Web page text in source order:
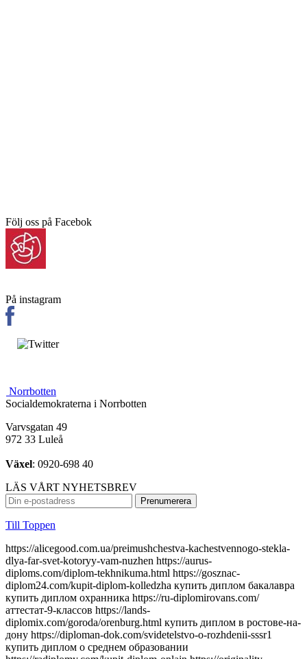
Följ oss på Facebok
På instagram
Norrbotten
Socialdemokraterna i Norrbotten
Varvsgatan 49
972 33 Luleå
Växel: 0920-698 40
LÄS VÅRT NYHETSBREV
Till Toppen
https://alicegood.com.ua/preimushchestva-kachestvennogo-stekla-dlya-far-svet-kotoryy-vam-nuzhen https://aurus-diploms.com/diplom-tekhnikuma.html https://gosznac-diplom24.com/kupit-diplom-kolledzha купить диплом бакалавра купить диплом охранника https://ru-diplomirovans.com/аттестат-9-классов https://lands-diplomix.com/goroda/orenburg.html купить диплом в ростове-на-дону https://diploman-dok.com/svidetelstvo-o-rozhdenii-sssr1 купить диплом о среднем образовании https://radiplomy.com/kupit-diplom-onlajn https://originality-diplomix.com/маркетолог купить диплом о среднем образовании https://rusd-diploms.com/diplomyi-sssr.html купить диплом в омске https://try-kolduna.com.ua/where-to-buy-bilead-lens.html https://silvestry.com.ua/top-5-powerful-bilead.html http://apartments.dp.ua/optima-bilead-review.html http://companion.com.ua/laser-bilead-future.html http://slovakia.kiev.ua/h7-bilead-lens-guide.html https://join.com.ua/h4-bilead-lens-guide.html https://kfek.org.ua/focus2-bilead-install.html https://lift-load.com.ua/dual-chip-bilead-lens.html http://davinci-design.com.ua/bolt-mount-bilead.html http://funhost.org.ua/bilead-test-drive.html http://comfortdeluxe.com.ua/bilead-selection-criteria.html http://shopsecret.com.ua/bilead-principles.html https://firma.com.ua/bilead-lens-revolution.html http://sun-shop.com.ua/bilead-lens-price-comparison.html https://para-dise.com.ua/bilead-lens-guide.html https://geliosfireworks.com.ua/bilead-installation-guide.html https://tops.net.ua/bilead-buyers-guide.html https://degustator.net.ua/bilead-2024-review.html https://oncology.com.ua/bilead-2022-rating.html https://shop4me.in.ua/bestselling-bilead-2023.html https://crazy-professor.com.ua/aozoom-bilead-review.html http://reklama-sev.com.ua/angel-eyes-bilead.html http://gollos.com.ua/angel-eyes-bilead.html http://jokes.com.ua/ams-bilead-review.html https://greenap.com.ua/adaptive-bilead-future.html http://kvn-tehno.com.ua/3-inch-bilead-market-review.html https://salesup.in.ua/3-inch-bilead-lens-guide.html http://compromat.in.ua/2-5-inch-bilead-lens-guide.html http://vlada.dp.ua/24v-bilead-truck.html https://i-medic.com.ua/steklo-dlya-far-avto-kak-vybrat-kachestvennuyu-zamenu https://renault-club.kiev.ua/zamena-stekla-far-avto-vse-chto-nuzhno-znat https://tehnoprice.in.ua/pochemu-vazhno-kachestvennoe-steklo-dlya-far-avto https://lifeinvest.com.ua/steklo-dlya-far-avto-obzor-populyarnyh-modeley https://warfare.com.ua/zamena-stekla-dlya-far-avto-poshagovaya-instruktsiya https://05161.com.ua/prozrachnost-i-stil-obnovlenie-stekla-far-dlya-avto https://brightwallpapers.com.ua/steklo-dlya-far-avto-kak-vybrat-dolgovechnyj-variant https://3dlevsha.com.ua/top-proizvoditelej-stekla-dlya-far-avto-v-2024-godu https://abank.com.ua/sovety-po-vyboru-stekla-dlya-far-avto-na-chto-obratit-vnimanie https://abshop.com.ua/zamena-stekla-na-farah-avto-kak-uluchshit-vidimost-i-stil https://alicegood.com.ua/preimushchestva-kachestvennogo-stekla-dlya-far-svet-kotoryy-vam-nuzhen https://artflo.com.ua/steklo-dlya-far-avto-obzor-byudzhetnyh-i-premialnyh-variantov https://atlantic-club.com.ua/kak-vybrat-prochnoe-steklo-dlya-far-kotoroe-prosluzhit-dolgo https://atelierdesdelices.com.ua/prozrachnost-i-dolgovechnost-zachem-menyat-steklo-far-avto http://510.com.ua/samostoyatelnaya-zamena-stekla-far-prakticheskie-sovety https://autostill.com.ua/steklo-dlya-far-avto-kak-zamena-uluchshit-osveshchenie-dorogi https://babyphotostar.com.ua/vyibiraem-steklo-dlya-far-rukovodstvo-po-stilyu-i-bezopasnosti https://bagit.com.ua/pochemu-stoit-investirovat-v-kachestvennoe-steklo-dlya https://bagstore.com.ua/problemy-so-steklom-far-kak-ikh-izbezhat-i-kogda-zamenit https://befirst.com.ua/sekrety-ukhoda-za-steklom-far-kak-prodlit-srok-sluzhby https://bike-drive.com.ua/steklo-dlya-far-obzor-novink-i-tendentsiy-2024 https://billiard-classic.com.ua/kakoe-steklo-dlya-far-luchshe-plyusy-i-minusy-razlichnykh-materialov https://ch-z.com.ua/steklo-dlya-far-kak-vybrat-po-tipu-avtomobilya-i-stilyu-vozdizheniya https://bestpeople.com.ua/chem-zamenit-povrezhdennoe-steklo-far-luchshie-alternativy https://daicond.com.ua/steklo-dlya-far-obsuzhdaem-vazhnost-dlya-bezopasnosti-na-doroge https://delavore.com.ua/bi-led-linzy-i-komponenty-provodnik-v-mir-yarkogo-i-chetogo-sveta https://brandwatches.com.ua/kak-bi-led-linzy-uluchshayut-vidimost-i-stil-avtomobilya https://dnmagazine.com.ua/komplekt-bi-led-linz-modernizatsiya-far https://blooms.com.ua/bi-led-linzy-komplektuyushie-vybor https://ameli-studio.com.ua/bi-led-linzy-i-komponenty-maksimum-sveta-pri-minimum-energozatrat https://euro-house.com.ua/kak-bi-led-linzy-vliyayut-na-bezopasnost-i-komfort-vodjeniya https://cpaday.com.ua/innovacii-v-osveshhenii-obzor-luchshih-bi-led-linz-i-komponentov https://cocoshop.com.ua/bi-led-linzy-kak-innovatsionnye-tekhnologii-menyayut-osveshchenie-avto https://cleanshop.com.ua/otkroyte-dlya-sebya-bi-led-linzy-luchshee-osveshchenie-dlya-vashego-avtomobilya https://dragee.com.ua/bi-led-linzy-revolyuciya-v-avtomobilnom-osveshchenii https://eximp.com.ua/komplekt-bi-led-linz-i-komponentov-dlya-idealnyh-far https://e-comex.com.ua/bi-led-linzy-dolgovechnost-i-mosh-sveta-v-komplekte https://elsig-opt.com.ua/budushchee-avtomobilnyh-far-pochemu-bi-led-linzy-novyi-standart https://emaidan.com.ua/bi-led-linzy-luchshiy-svet-dlya-avto https://esco-center.com.ua/stil-i-funkcionalnost-s-bi-led-linzami https://excl.com.ua/bi-led-linzy-svet-i-bezopasnost https://floristua.com.ua/bi-led-linzy-vybor-i-ustanovka https://forthouse.com.ua/umnoye-osveshcheniye-dlya-avto-bi-led-linzy https://footballfans.com.ua/5-prichin-dlya-upgrade-bi-led-linzy https://freeadverts.com.ua/bi-led-linzy-yarkost-i-stil http://istroy.com.ua/nochnye-poezdki-bi-led-linzy-vozmozhnosti https://jesus.com.ua/vsyo-o-bi-led-linzy-dlya-avto https://keslaser.com.ua/bi-led-linzy-dlya-idealnoy-vidimosti https://igrotech.com.ua/instruktsiya-po-vyboru-i-ustanovke-bi-led-linz https://incidents.com.ua/bi-led-linzy-dlya-professionalov-i-novichkov-rekomendatsii-po-ustanovke https://kolesiko.com.ua/linzy-dlya-far-avto-kak-vybrat-idealnye-dlya-vashego-avtomobilya https://infobus.com.ua/kak-linzy-dlya-far-izmenyayut-osveshchennost-i-stil-vashego-avto https://imperialgroup.com.ua/pochemu-stoit-ustanovit-linzy-v-fary-avto-osnovnye-preimushchestva https://leasing.com.ua/linzy-dlya-far-avto-kak-vybrat-luchshie-komponenty-dlya-optimalnogo-sveta https://igruli.com.ua/linzy-dlya-far-avto-chto-vazhno-uchityvat-pri-ustanovke-i-vybore https://mamaorganica.com.ua/linzy-dlya-far-kak-uluchshit-svet-i-stil-avtomobilya https://jiraf.com.ua/moshhnoe-tochnoe-osveshhenie-preimushhestva-linz-dlya-avto-far https://itware.com.ua/chto-dayut-linzy-dlya-far-sekrety-osveshheniya https://jn.com.ua/linzy-dlya-far-sovremennye-resheniya-dlya-vidimosti https://ibnews.com.ua/germetik-dlya-stekla-far-avto https://keepstyle.com.ua/kak-pravilno-ispolzovat-germetik-dlya-far-avto https://menfashion.com.ua/germetik-dlya-stekla-far https://kominmet.com.ua/germetik-dlya-far-avto-vodonepronitsaemost https://mir-akb.com.ua/kak-germetik-dlya-far-vliyaet-na-zashitu-i-vneshniy-vid https://mitsubishi-nikol-motors.com.ua/germetik-dlya-stekla-far-uluchshenie-germetichnosti-i-osveshcheniya https://massovka.com.ua/germetik-dlya-far-zashchita-ot-vlagi-pyli-kondensata https://newstoday.com.ua/kak-vybrat-germetik-dlya-stekla-far https://maximumvisa.com.ua/germetik-dlya-stekla-far-idealnaya-germetizatsiya https://ostercenter.com.ua/luchshie-germetiki-dlya-far-avto https://pnevmo-strelok.com.ua/germetik-dlya-far-zachem-i-kak-ispolzovat https://myelectro.com.ua/kak-germetik-zashchishchaet-fary https://logotypes.com.ua/germetizaciya-stekla-far https://naduvnie-lodki.com.ua/sekret-idealnyh-far-germetik https://nagrevayka.com.ua/top-5-germetikov-dlya-far http://repetitory.com.ua/germetik-dlya-stekla-far-poshagovyj-gid https://optimapharm.com.ua/germetik-dlya-stekla-far https://s-boutique.com.ua/zashchita-far-ot-vlagi-rol-germetika https://rockradio.com.ua/kak-germetik-pomogaet-sokhranit-fary-kak-novye https://pravoslavnews.com.ua/germetik-dlya-far-nadezhnoe-reshenie-dlya-predotvrashcheniya-kondensata https://salonsharm.com.ua/idealnyj-germetik-dlya-stekla-far-kak-vybrat-i-pravilno-nanesti http://salle.com.ua/pochemu-germetik-dlya-far-avto-vazhnee-chem-kazhetsya http://reklamist.com.ua/germetik-dlya-stekla-far-obazatelnyj-element-dlya-remonta http://runflor.com.ua/kak-vosstanovit-germetichnost-far-sovety-po-vyboru-germetika https://side-by-side.com.ua/remont-stekla-far-kak-germetik-pomogaet-sokhranit-svetopropuskaniye https://smartbuildforum.com.ua/germetik-dlya-avtofar-resheniye-dlya-osveshcheniya-i-zashchity https://tastaliski.com.ua/germetik-dlya-stekla-far-zashchita-ot-pogodnyh-usloviy https://sevinfo.com.ua/kak-germetik-prodlevaet-srok-sluzhby-far https://summer-kino.com.ua/germetik-dlya-avtofar-problemy-s-germetizaciej https://startupline.com.ua/vybor-germetika-dlya-far https://unasoft.com.ua/germetik-dlya-stekla-far-vlaga-i-korrozia https://svitozar.com.ua/germetik-dlya-stekla-far-vlaga-i-korrozia https://talktome.com.ua/zhidkost-dlya-polirovki-far-avto https://smotri.com.ua/kak-vybrat-luchshuyu-zhidkost-dlya-polirovki-far https://tyres.com.ua/zhidkost-dlya-polirovki-far-ustranenie-carapin https://tayger.com.ua/nabor-dlya-polirovki-far-vse-chto-nuzhno https://tm-marmelad.com.ua/nabor-dlya-polirovki-far-luchshie-komplekty https://synergize.com.ua/polirovka-far-svoimi-rukami-nabory https://trademart.com.ua/nabor-dlya-polirovki-far-kak-obnovit-fary-avto http://vabank.com.ua/steklo-dlya-far-ka